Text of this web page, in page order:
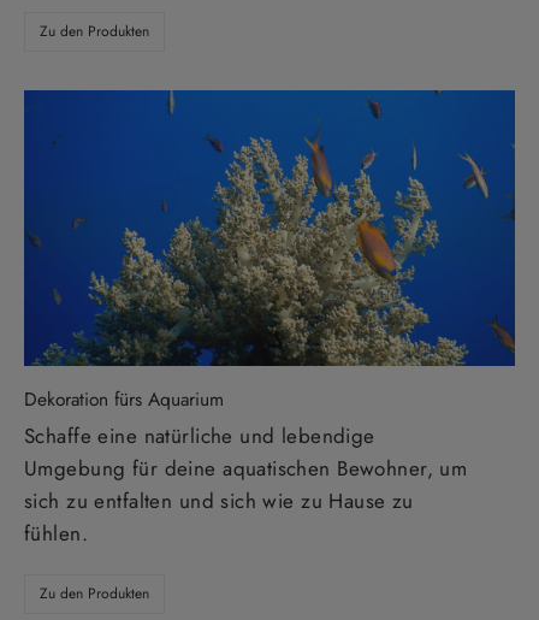
Zu den Produkten
Dekoration fürs Aquarium
Schaffe eine natürliche und lebendige
Umgebung für deine aquatischen Bewohner, um
sich zu entfalten und sich wie zu Hause zu
fühlen.
Zu den Produkten